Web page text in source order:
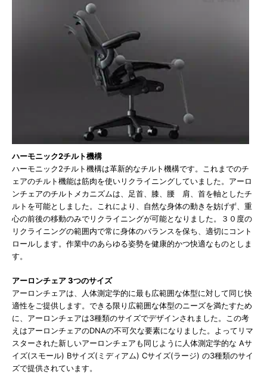
ハーモニック2チルト機構
ハーモニック2チルト機構は革新的なチルト機構です。これまでのチ
ェアのチルト機能は筋肉を使いリクライニングしていました。アーロ
ンチェアのチルトメカニズムは、足首、膝、腰 肩、首を軸としたチ
ルトを可能としました。これにより、自然な身体の動きを妨げず、重
心の前後の移動のみでリクライニングが可能となりました。３０度の
リクライニングの範囲内で常に身体のバランスを保ち、適切にコント
ロールします。作業中のあらゆる姿勢を健康的かつ快適なものとしま
す。
アーロンチェア 3つのサイズ
アーロンチェアは、人体測定学的に最も広範囲な体型に対して同じ快
適性をご提供します。できる限り広範囲な体型のニーズを満たすため
に、アーロンチェアは3種類のサイズでデザインされました。この考
えはアーロンチェアのDNAの不可欠な要素になりました。よってリマ
スターされた新しいアーロンチェアも同じように人体測定学的な Aサ
イズ(スモール) Bサイズ(ミディアム) Cサイズ(ラージ) の3種類のサイ
ズで提供されています。